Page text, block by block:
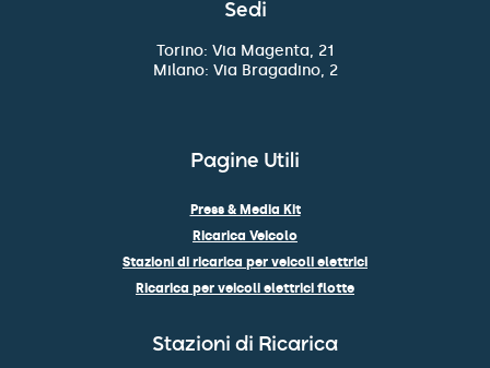
Sedi
Torino: Via Magenta, 21
Milano: Via Bragadino, 2
Pagine Utili
Press & Media Kit
Ricarica Veicolo
Stazioni di ricarica per veicoli elettrici
Ricarica per veicoli elettrici flotte
Stazioni di Ricarica